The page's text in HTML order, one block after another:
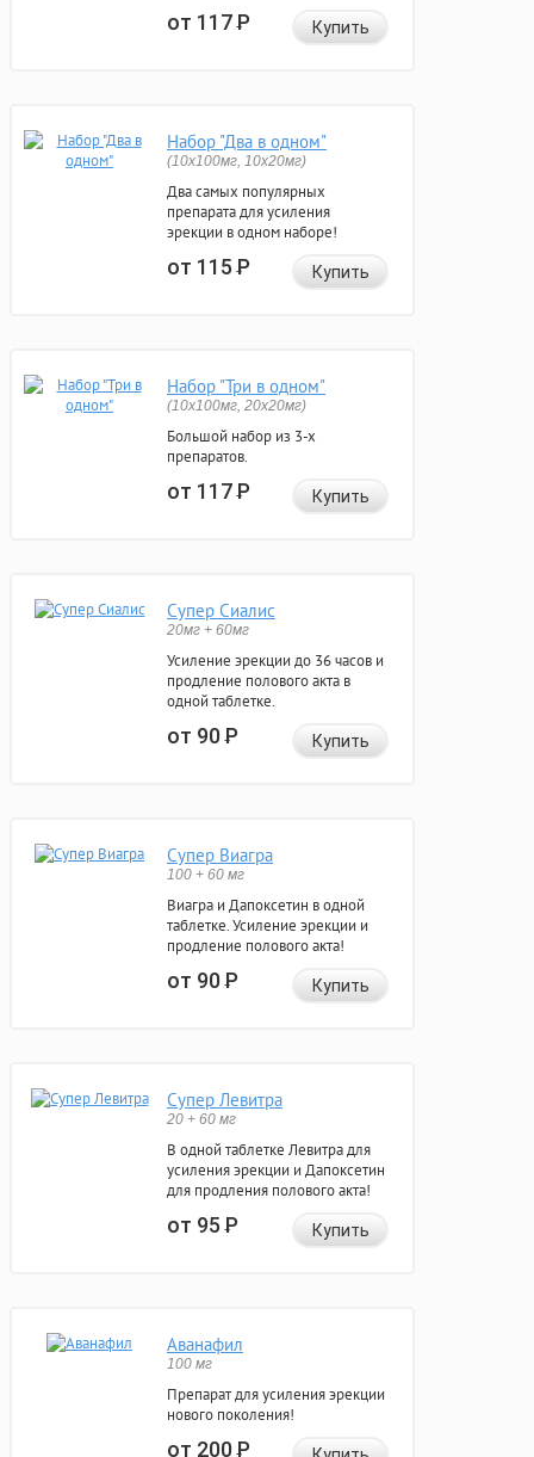
от 117Р Купить
Набор "Два в одном"
(10x100мг, 10x20мг)
Два самых популярных
препарата для усиления
эрекции в одном наборе!
от 115Р Купить
Набор "Три в одном"
(10x100мг, 20x20мг)
Большой набор из 3-х
препаратов.
от 117Р Купить
Супер Сиалис
20мг + 60мг
Усиление эрекции до 36 часов и
продление полового акта в
одной таблетке.
от 90Р Купить
Супер Виагра
100 + 60 мг
Виагра и Дапоксетин в одной
таблетке. Усиление эрекции и
продление полового акта!
от 90Р Купить
Супер Левитра
20 + 60 мг
В одной таблетке Левитра для
усиления эрекции и Дапоксетин
для продления полового акта!
от 95Р Купить
Аванафил
100 мг
Препарат для усиления эрекции
нового поколения!
от 200Р